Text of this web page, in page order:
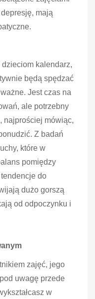
mają
dzieciom kalendarz,
będą spędzać
Jest czas na
ale potrzebny
najprościej mówiąc,
Z badań
które w
pomiędzy
do
dużo gorszą
od odpoczynku i
zajęć, jego
uwagę przede
w